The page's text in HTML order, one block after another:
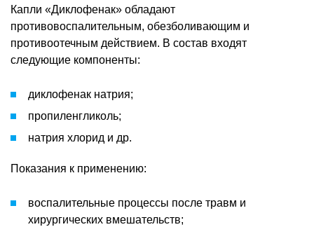
Капли «Диклофенак» обладают
противовоспалительным, обезболивающим и
противоотечным действием. В состав входят
следующие компоненты:
диклофенак натрия;
пропиленгликоль;
натрия хлорид и др.
Показания к применению:
воспалительные процессы после травм и
хирургических вмешательств;